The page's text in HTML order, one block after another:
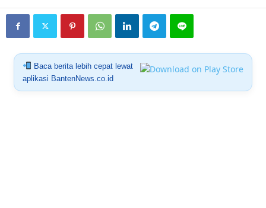
Baca berita lebih cepat lewat
aplikasi BantenNews.co.id